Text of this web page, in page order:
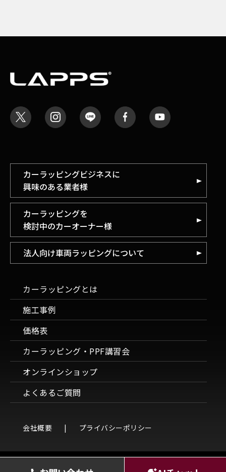
カーラッピングビジネスに
興味のある業者様
カーラッピングを
検討中のカーオーナー様
法人向け車両ラッピングについて
カーラッピングとは
施工事例
価格表
カーラッピング・PPF講習会
オンラインショップ
よくあるご質問
会社概要 プライバシーポリシー
Copyright © カーラッピングスタジオLAPPS All Rights Reserved.